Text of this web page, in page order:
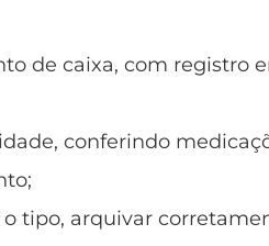
de caixa, com registro
conferindo
tipo, arquivar